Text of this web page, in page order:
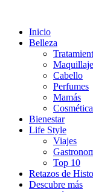
Inicio
Belleza
Maquillaje
Cabello
Perfumes
Mamás
Bienestar
Life Style
Viajes
Top 10
Retazos de
Descubre más